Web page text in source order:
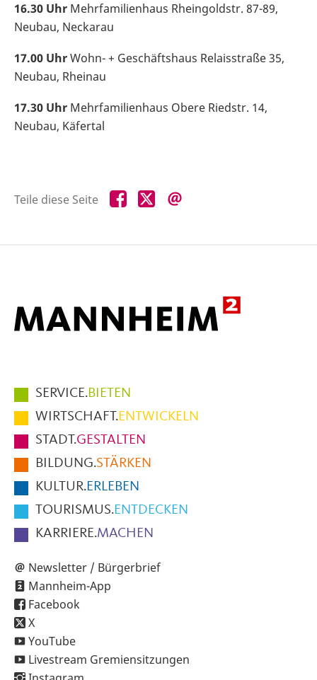
16.30 Uhr Mehrfamilienhaus Rheingoldstr. 87-89,
Neubau, Neckarau
17.00 UhrWohn- + Geschäftshaus Relaisstraße 35,
Neubau, Rheinau
17.30 Uhr Mehrfamilienhaus Obere Riedstr. 14,
Neubau, Käfertal
Teile diese Seite Teile
diese
Teile
diese
Hauptmenüpunkte
im
Fußbereich
der
Seite
SERVICE.BIETEN
WIRTSCHAFT.ENTWICKELN
STADT.GESTALTEN
BILDUNG.STÄRKEN
KULTUR.ERLEBEN
TOURISMUS.ENTDECKEN
KARRIERE.MACHEN
Newsletter / Bürgerbrief
Mannheim-App
Facebook
X
YouTube
Livestream Gremiensitzungen